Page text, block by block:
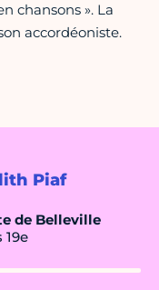
Piaf
de Belleville
19e
chansons ». La
accordéoniste.